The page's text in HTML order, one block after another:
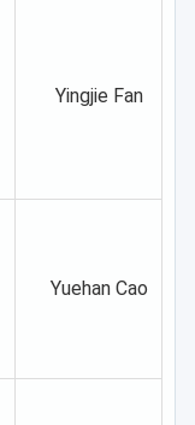
Yingjie Fan
Yuehan Cao